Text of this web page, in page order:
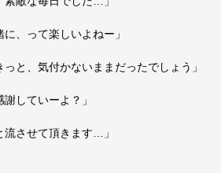
、って楽しいよねー」
と、気付かないままだったでしょう」
していーよ？」
させて頂きます…」